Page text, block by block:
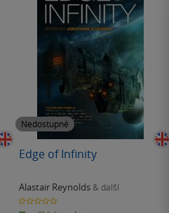
Nedostupné
Edge of Infinity
Alastair Reynolds & další
0.0
z